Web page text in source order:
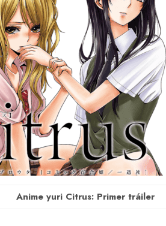
Anime yuri Citrus: Primer tráiler